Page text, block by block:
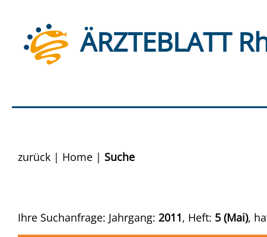
ÄRZTEBLATT
zurück | Home | Suche
Ihre Suchanfrage: Jahrgang: 2011, Heft: 5 (Mai),